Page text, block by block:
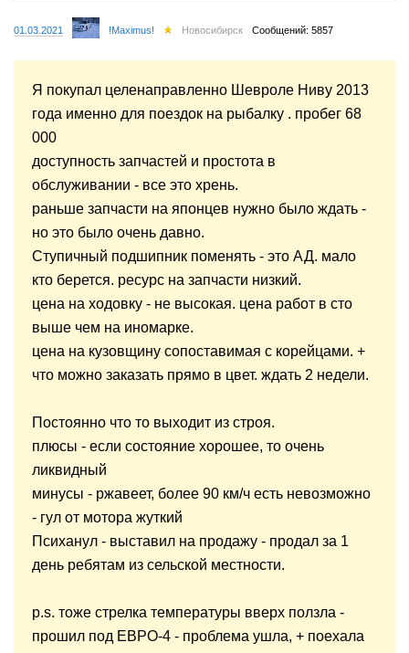
01.03.2021 !Maximus! Новосибирск Сообщений: 5857
Я покупал целенаправленно Шевроле Ниву 2013
года именно для поездок на рыбалку . пробег 68
000
доступность запчастей и простота в
обслуживании - все это хрень.
раньше запчасти на японцев нужно было ждать -
но это было очень давно.
Ступичный подшипник поменять - это АД. мало
кто берется. ресурс на запчасти низкий.
цена на ходовку - не высокая. цена работ в сто
выше чем на иномарке.
цена на кузовщину сопоставимая с корейцами. +
что можно заказать прямо в цвет. ждать 2 недели.
Постоянно что то выходит из строя.
плюсы - если состояние хорошее, то очень
ликвидный
минусы - ржавеет, более 90 км/ч есть невозможно
- гул от мотора жуткий
Психанул - выставил на продажу - продал за 1
день ребятам из сельской местности.
p.s. тоже стрелка температуры вверх ползла -
прошил под ЕВРО-4 - проблема ушла, + поехала